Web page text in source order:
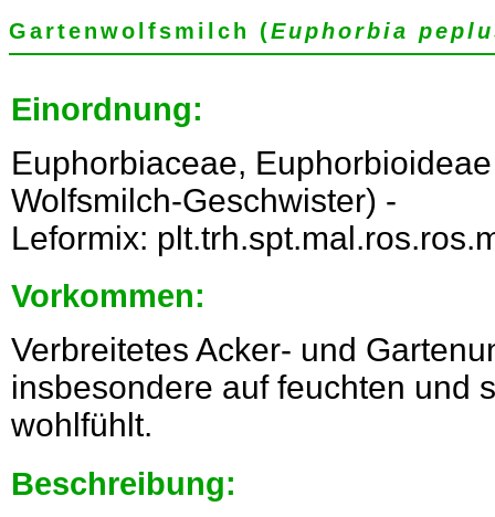
Gartenwolfsmilch (Euphorbia
Einordnung:
Euphorbiaceae,
Wolfsmilch-Geschwister) -
Leformix:
Vorkommen:
Verbreitetes Acker- und
insbesondere auf feuchten und
wohlfühlt.
Beschreibung: